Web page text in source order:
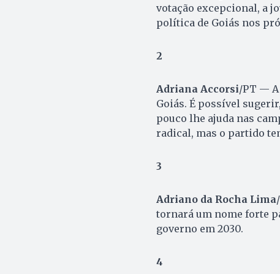
votação excepcional, a
política de Goiás nos
2
Adriana Accorsi/PT — A
Goiás. É possível
pouco lhe ajuda nas
radical, mas o partido
3
Adriano da Rocha Lima
tornará um nome forte
governo em 2030.
4